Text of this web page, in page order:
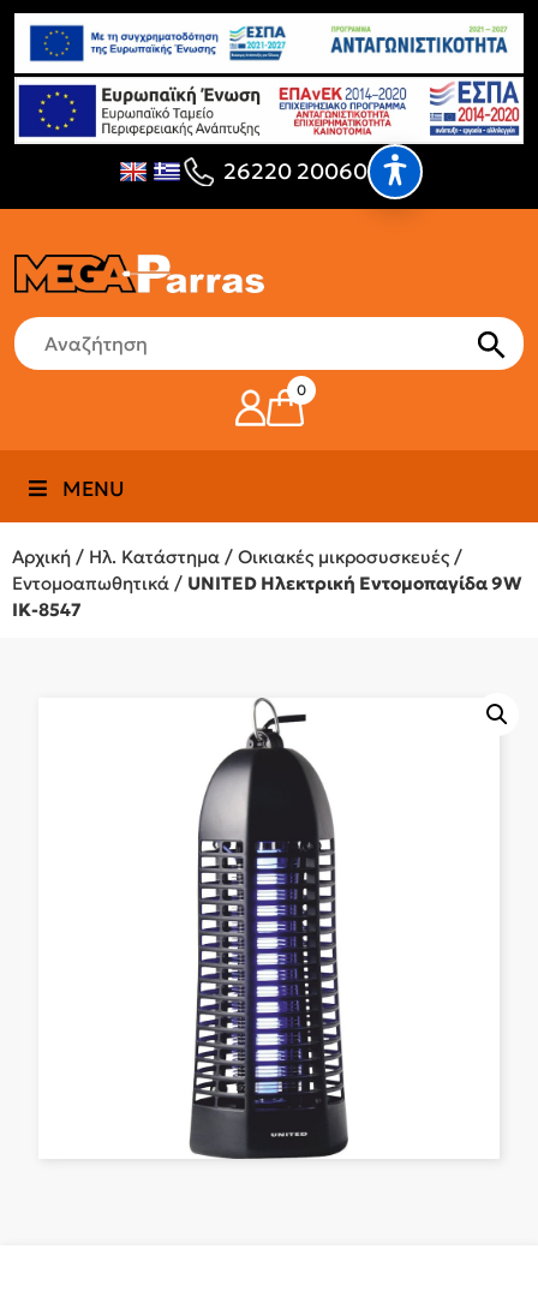
26220 20060
0
MENU
Αρχική / Ηλ. Κατάστημα / Οικιακές μικροσυσκευές /
Εντομοαπωθητικά / UNITED Ηλεκτρική Εντομοπαγίδα 9W
IK-8547